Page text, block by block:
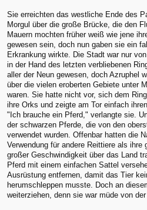
Sie erreichten das westliche Ende des
Morgul über die große Brücke, die den
Mauern mochten früher weiß wie jene
gewesen sein, doch nun gaben sie ein
Erkrankung wirkte. Die Stadt war nur
in der Hand des letzten verbliebenen
aller der Neun gewesen, doch Azruphel
über die vielen eroberten Gebiete unter
waren. Sie hatte nicht vor, sich dem
ihre Orks und zeigte am Tor einfach
"Ich brauche ein Pferd," verlangte sie.
der schwarzen Pferde, die von den
verwendet wurden. Offenbar hatten die
Verwendung für andere Reittiere als
großer Geschwindigkeit über das Land
Pferd mit einem einfachen Sattel
Ausrüstung entfernen, damit das Tier
herumschleppen musste. Doch an
weiterziehen, denn sie war müde von